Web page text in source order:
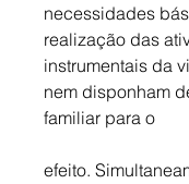
necessidades
realização das
instrumentais da
nem disponham
familiar para o
efeito.